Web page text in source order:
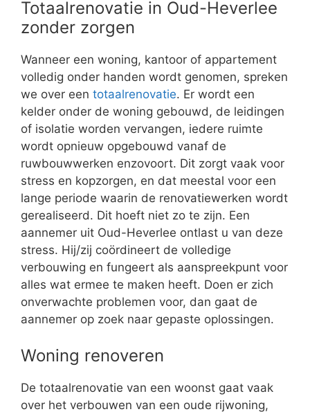
Totaalrenovatie in Oud-Heverlee
zonder zorgen
Wanneer een woning, kantoor of appartement
volledig onder handen wordt genomen, spreken
we over een totaalrenovatie. Er wordt een
kelder onder de woning gebouwd, de leidingen
of isolatie worden vervangen, iedere ruimte
wordt opnieuw opgebouwd vanaf de
ruwbouwwerken enzovoort. Dit zorgt vaak voor
stress en kopzorgen, en dat meestal voor een
lange periode waarin de renovatiewerken wordt
gerealiseerd. Dit hoeft niet zo te zijn. Een
aannemer uit Oud-Heverlee ontlast u van deze
stress. Hij/zij coördineert de volledige
verbouwing en fungeert als aanspreekpunt voor
alles wat ermee te maken heeft. Doen er zich
onverwachte problemen voor, dan gaat de
aannemer op zoek naar gepaste oplossingen.
Woning renoveren
De totaalrenovatie van een woonst gaat vaak
over het verbouwen van een oude rijwoning,